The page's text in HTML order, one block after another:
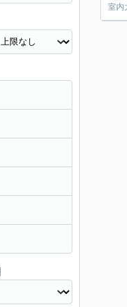
室内